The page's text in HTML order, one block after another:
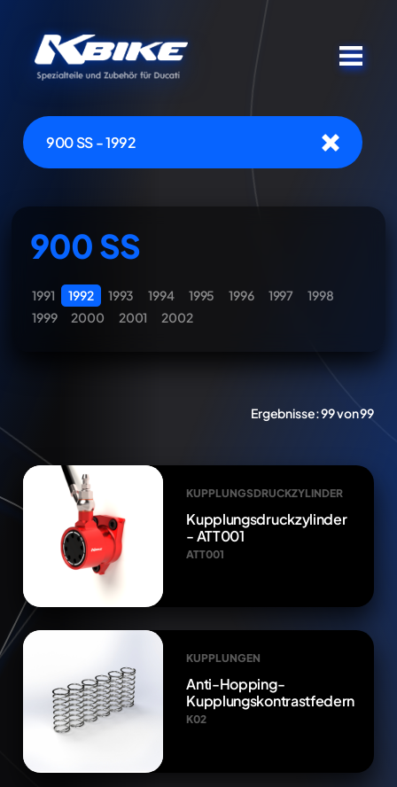
900 SS - 1992
900 SS
1991 1992 1993 1994 1995 1996 1997
1998
1999
2000 2001 2002
Ergebnisse:99 von 99
KUPPLUNGSDRUCKZYLINDER
Kupplungsdruckzylinder
- ATT001
ATT001
KUPPLUNGEN
Anti-Hopping-
Kupplungskontrastfedern
K02